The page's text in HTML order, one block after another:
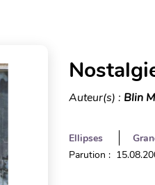
Auteur(s) : Blin
Ellipses
Parution :